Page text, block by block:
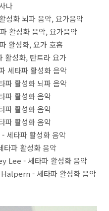
나
화 뇌파 음악, 요가음악
활성화 음악, 요가음악
활성화, 요가 호흡
성화, 탄트라 요가
세타파 활성화 음악
활성화 뇌파 음악
활성화 음악
활성화 음악
활성화 음악
타파 활성화 음악
파 활성화 음악
- 세타파 활성화 음악
- 세타파 활성화 음악